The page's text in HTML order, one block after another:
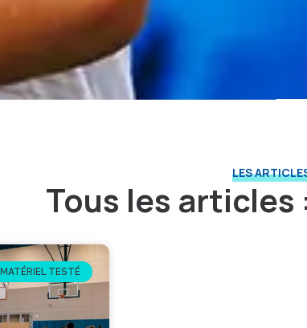
LES
Tous les
MATÉRIEL TESTÉ